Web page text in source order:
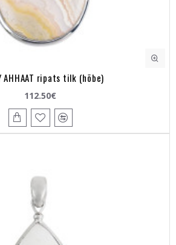
AHHAAT ripats tilk (hõbe)
112.50€